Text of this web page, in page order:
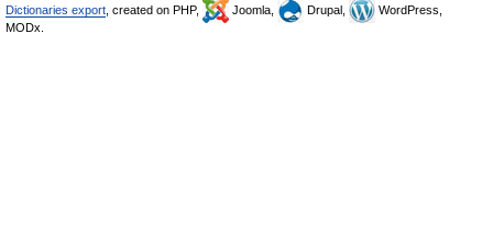
Dictionaries export , created on PHP, Joomla, Drupal,
WordPress,
MODx.